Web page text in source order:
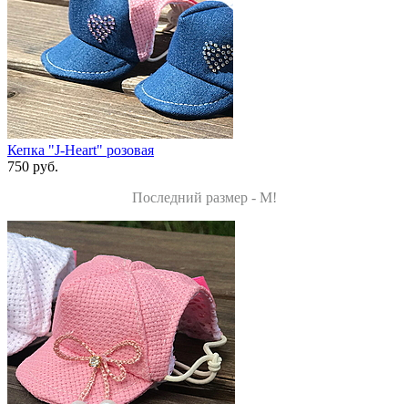
Кепка "J-Heart" розовая
750 руб.
Последний размер - M!